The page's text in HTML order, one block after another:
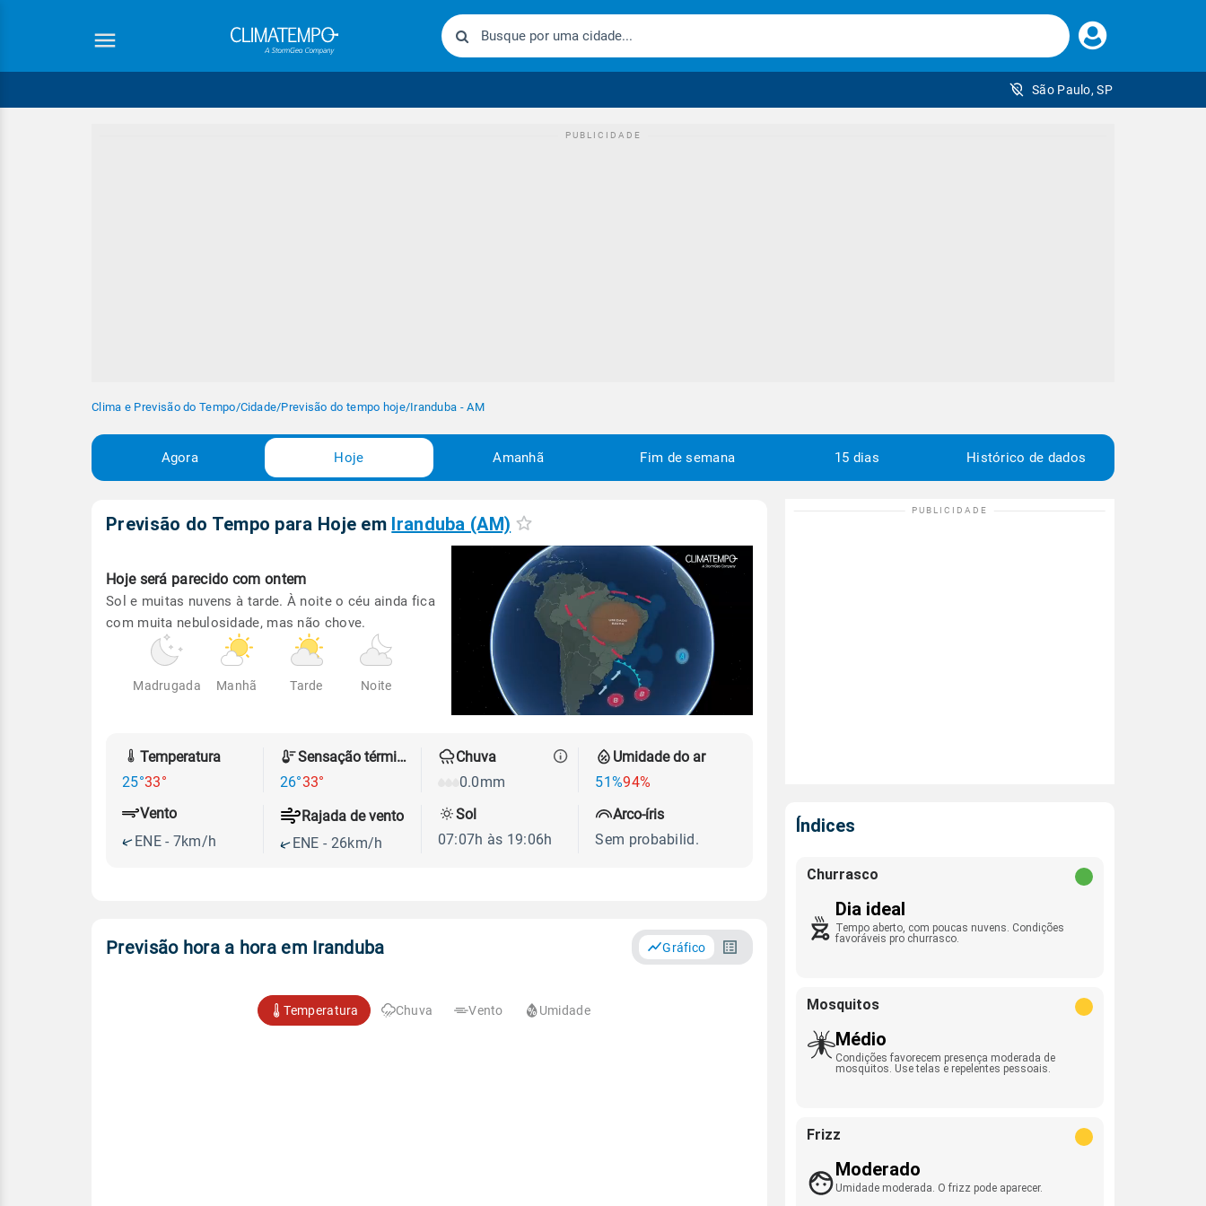
Faça
seu
São Paulo, SP
Clima e Previsão do Tempo/Cidade/Previsão do tempo hoje/Iranduba - AM
Agora Hoje Amanhã Fim de semana 15 dias Histórico de dados
Previsão do Tempo para Hoje em Iranduba (AM)
Hoje será parecido com ontem
Sol e muitas nuvens à tarde. À noite o céu ainda fica
com muita nebulosidade, mas não chove.
Madrugada Manhã Tarde Noite
Temperatura
25°33°
Sensação térmica
26°33°
Chuva
0.0mm
Umidade do ar
51%94%
Vento
ENE - 7km/h
Rajada de vento
ENE - 26km/h
Sol
07:07h às 19:06h
Arco-íris
Sem probabilid.
Previsão hora a hora em Iranduba Gráfico
Temperatura Chuva Vento Umidade
Índices
Churrasco
Dia ideal
Tempo aberto, com poucas nuvens. Condições
favoráveis pro churrasco.
Mosquitos
Médio
Condições favorecem presença moderada de
mosquitos. Use telas e repelentes pessoais.
Frizz
Moderado
Umidade moderada. O frizz pode aparecer.